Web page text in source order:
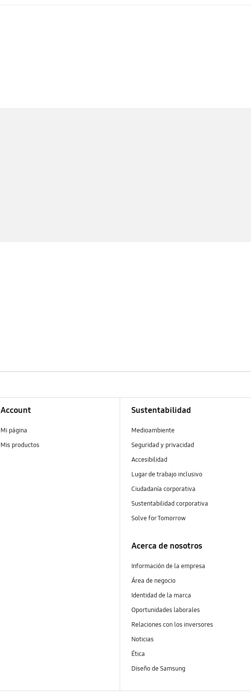
Account
Mi página
Mis productos
Sustentabilidad
Medioambiente
Seguridad y privacidad
Accesibilidad
Lugar de trabajo inclusivo
Ciudadanía corporativa
Sustentabilidad corporativa
Solve for Tomorrow
Acerca de nosotros
Información de la empresa
Área de negocio
Identidad de la marca
Oportunidades laborales
Relaciones con los inversores
Noticias
Ética
Diseño de Samsung